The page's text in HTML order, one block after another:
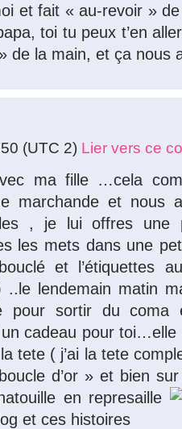
et fait « au-revoir »
toi tu peux t’en
de la main, et ça nous
(UTC 2) Lier vers ce
ma fille …cela
marchande et nous
, je lui offres une
les mets dans une
et l’étiquettes
..le lendemain matin
pour sortir du
cadeau pour
tete ( j’ai la tete
d’or » et bien
en represaille
et ces histoires